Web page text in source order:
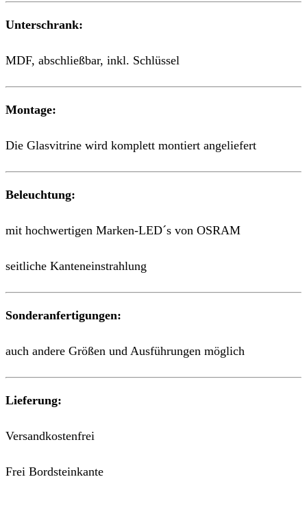
Unterschrank:
MDF, abschließbar, inkl. Schlüssel
Montage:
Die Glasvitrine wird komplett montiert angeliefert
Beleuchtung:
mit hochwertigen Marken-LED´s von OSRAM
seitliche Kanteneinstrahlung
Sonderanfertigungen:
auch andere Größen und Ausführungen möglich
Lieferung:
Versandkostenfrei
Frei Bordsteinkante